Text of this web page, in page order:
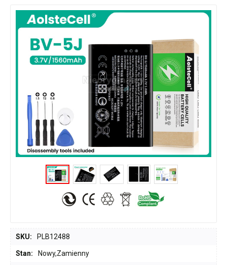
SKU: PLB12488
Stan: Nowy,Zamienny